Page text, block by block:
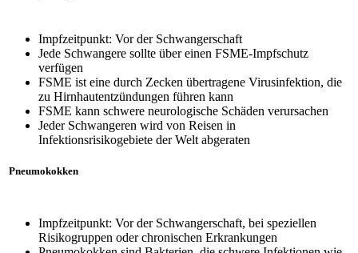
Impfzeitpunkt: Vor der Schwangerschaft
Jede Schwangere sollte über einen FSME-Impfschutz
verfügen
FSME ist eine durch Zecken übertragene Virusinfektion, die
zu Hirnhautentzündungen führen kann
FSME kann schwere neurologische Schäden verursachen
Jeder Schwangeren wird von Reisen in
Infektionsrisikogebiete der Welt abgeraten
Pneumokokken
Impfzeitpunkt: Vor der Schwangerschaft, bei speziellen
Risikogruppen oder chronischen Erkrankungen